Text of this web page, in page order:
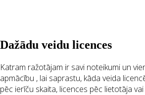
Dažādu veidu licences
Katram ražotājam ir savi noteikumi un
apmācību , lai saprastu, kāda veida
pēc ierīču skaita, licences pēc lietotāja